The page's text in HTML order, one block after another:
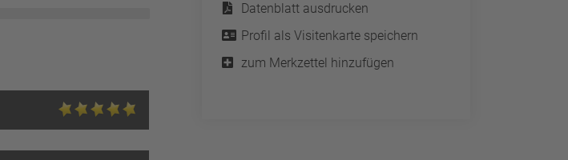
des Service zu, um diese
Karte anzuzeigen.
Mehr Informationen
Datenblatt ausdrucken
Profil als Visitenkarte speichern
zum Merkzettel hinzufügen